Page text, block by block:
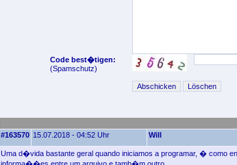
Code best�tigen:
(Spamschutz)
#163570 15.07.2018 - 04:52 Uhr Will
Uma d�vida bastante geral quando iniciamos a programar, � como